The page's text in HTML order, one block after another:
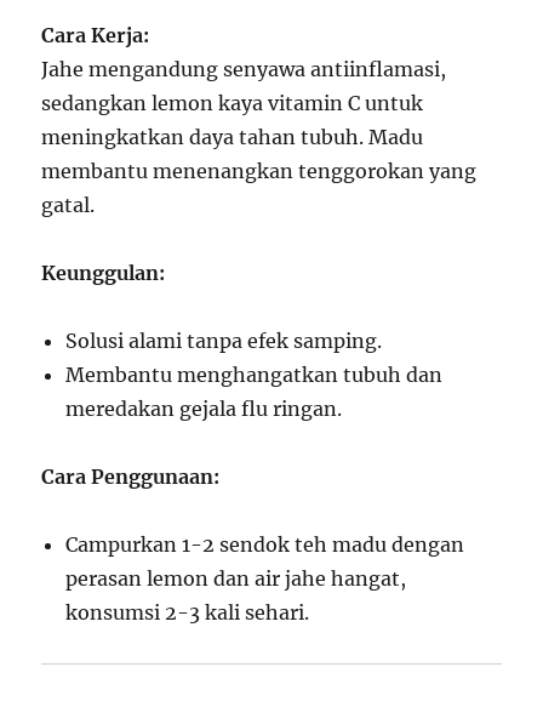
Cara Kerja:
Jahe mengandung senyawa antiinflamasi,
sedangkan lemon kaya vitamin C untuk
meningkatkan daya tahan tubuh. Madu
membantu menenangkan tenggorokan yang
gatal.
Keunggulan:
Solusi alami tanpa efek samping.
Membantu menghangatkan tubuh dan
meredakan gejala flu ringan.
Cara Penggunaan:
Campurkan 1-2 sendok teh madu dengan
perasan lemon dan air jahe hangat,
konsumsi 2-3 kali sehari.